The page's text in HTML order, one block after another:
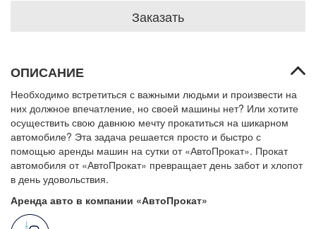
Заказать
ОПИСАНИЕ
Необходимо встретиться с важными людьми и произвести на
них должное впечатление, но своей машины нет? Или хотите
осуществить свою давнюю мечту прокатиться на шикарном
автомобиле? Эта задача решается просто и быстро с
помощью аренды машин на сутки от «АвтоПрокат». Прокат
автомобиля от «АвтоПрокат» превращает день забот и хлопот
в день удовольствия.
Аренда авто в компании «АвтоПрокат»